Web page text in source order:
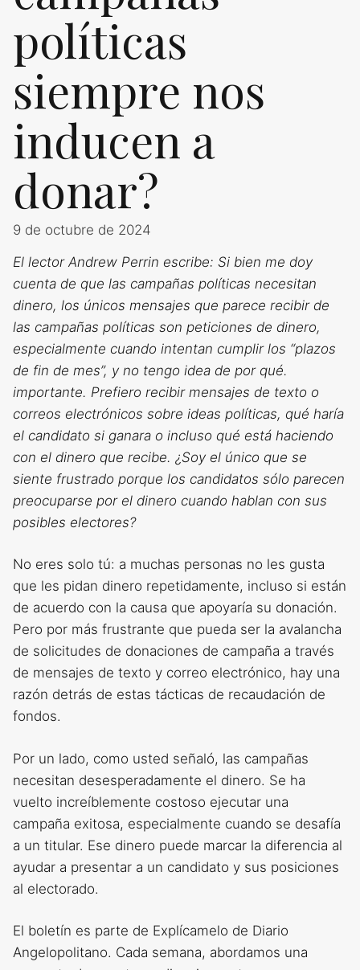
políticas
siempre nos
inducen a
donar?
9 de octubre de 2024
El lector Andrew Perrin escribe: Si bien me doy
cuenta de que las campañas políticas necesitan
dinero, los únicos mensajes que parece recibir de
las campañas políticas son peticiones de dinero,
especialmente cuando intentan cumplir los “plazos
de fin de mes”, y no tengo idea de por qué.
importante. Prefiero recibir mensajes de texto o
correos electrónicos sobre ideas políticas, qué haría
el candidato si ganara o incluso qué está haciendo
con el dinero que recibe. ¿Soy el único que se
siente frustrado porque los candidatos sólo parecen
preocuparse por el dinero cuando hablan con sus
posibles electores?
No eres solo tú: a muchas personas no les gusta
que les pidan dinero repetidamente, incluso si están
de acuerdo con la causa que apoyaría su donación.
Pero por más frustrante que pueda ser la avalancha
de solicitudes de donaciones de campaña a través
de mensajes de texto y correo electrónico, hay una
razón detrás de estas tácticas de recaudación de
fondos.
Por un lado, como usted señaló, las campañas
necesitan desesperadamente el dinero. Se ha
vuelto increíblemente costoso ejecutar una
campaña exitosa, especialmente cuando se desafía
a un titular. Ese dinero puede marcar la diferencia al
ayudar a presentar a un candidato y sus posiciones
al electorado.
El boletín es parte de Explícamelo de Diario
Angelopolitano. Cada semana, abordamos una